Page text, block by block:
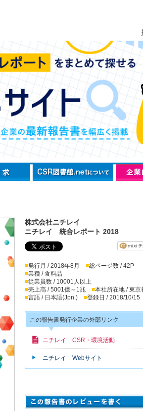
株式会社ニチレイ
ニチレイ 統合レポート 2018
■発行月 / 2018年8月 ■総ページ数 / 42P
■業種 / 食料品
■従業員数 / 10001人以上
■売上高 / 5001億～1兆 ■本社所在地 / 東京
■言語 / 日本語(Jpn.) ■登録日 / 2018/10/15
この報告書発行企業の外部リンク
ニチレイ CSR・環境活動
ニチレイ Webサイト